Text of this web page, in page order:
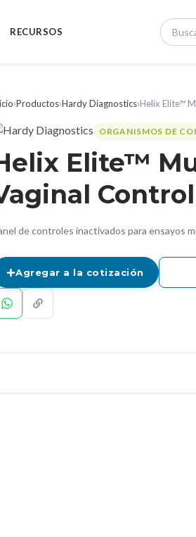
RECURSOS
›Productos›Hardy Diagnostics›Helix Elite™
ORGANISMOS DE
Elite™
de controles inactivados para ensayos
Agregar a la cotización